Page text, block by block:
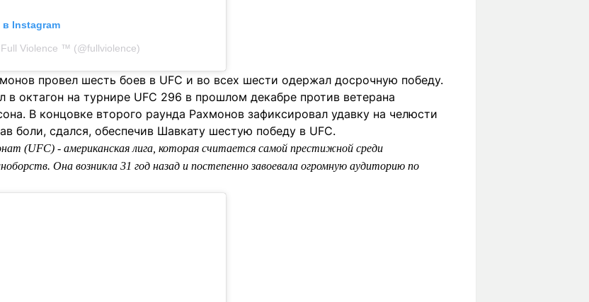
в Instagram
Full Violence ™ (@fullviolence)
провел шесть боев в UFC и во всех шести одержал досрочную победу.
в октагон на турнире UFC 296 в прошлом декабре против ветерана
В концовке второго раунда Рахмонов зафиксировал удавку на челюсти
боли, сдался, обеспечив Шавкату шестую победу в UFC.
(UFC) - американская лига, которая считается самой престижной среди
Она возникла 31 год назад и постепенно завоевала огромную аудиторию по